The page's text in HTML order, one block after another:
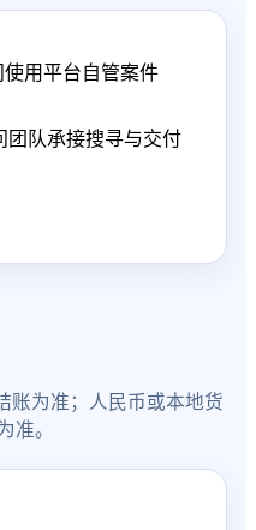
用平台自管案件
团队承接搜寻与交付
账为准；人民币或本地货
准。